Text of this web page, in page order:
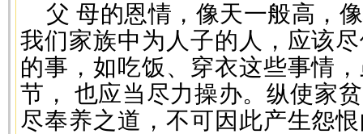
父 母的恩情，像天一般高，
我们家族中为人子的人，应该
的事，如吃饭、穿衣这些事情
节， 也应当尽力操办。纵使家
尽奉养之道，不可因此产生怨